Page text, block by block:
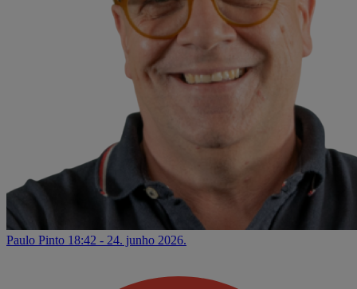
Paulo Pinto 18:42 - 24. junho 2026.